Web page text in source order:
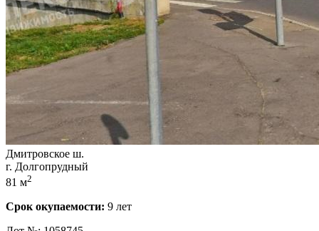
Дмитровское ш.
г. Долгопрудный
81 м2
Срок окупаемости: 9 лет